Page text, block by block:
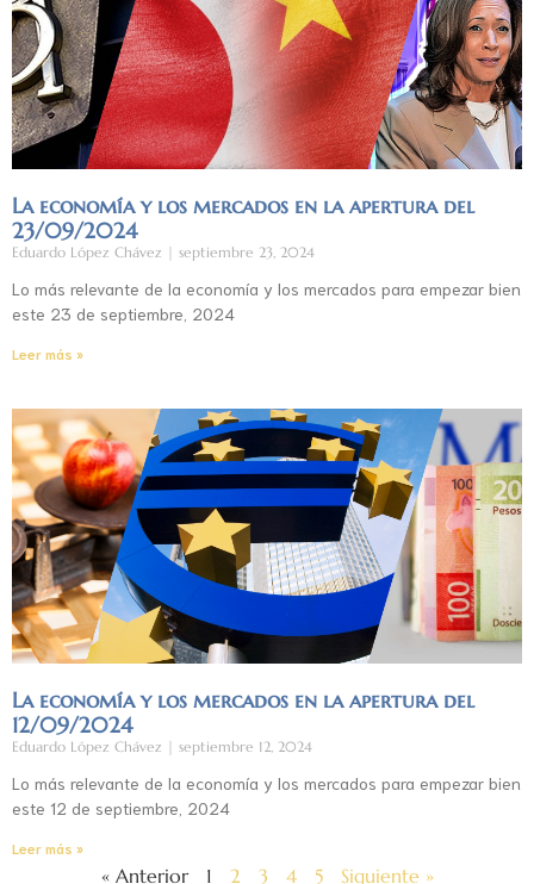
La economía y los mercados en la apertura del
23/09/2024
Eduardo López Chávez septiembre 23, 2024
Lo más relevante de la economía y los mercados para empezar bien
este 23 de septiembre, 2024
Leer más »
La economía y los mercados en la apertura del
12/09/2024
Eduardo López Chávez septiembre 12, 2024
Lo más relevante de la economía y los mercados para empezar bien
este 12 de septiembre, 2024
Leer más »
« Anterior 1 2 3 4 5 Siguiente »